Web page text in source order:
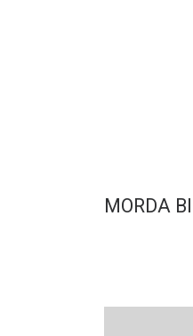
MORDA